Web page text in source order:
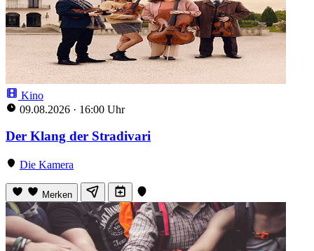
Kino
09.08.2026 · 16:00 Uhr
Der Klang der Stradivari
Die Kamera
Merken